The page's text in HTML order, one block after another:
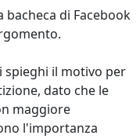
bacheca di Facebook
spieghi il motivo per
dato che le
maggiore
l'importanza